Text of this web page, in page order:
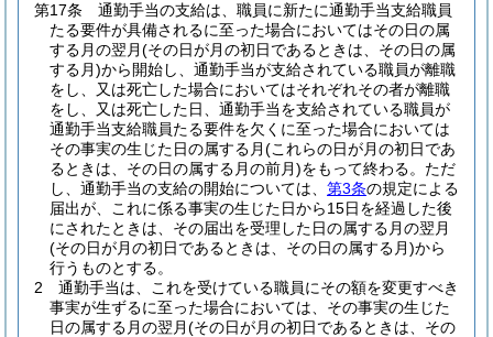
第17条
通勤手当の支給は、職員に新たに通勤手当支給職員
たる要件が具備されるに至った場合においてはその日の属
する月の翌月(その日が月の初日であるときは、その日の属
する月)から開始し、通勤手当が支給されている職員が離職
をし、又は死亡した場合においてはそれぞれその者が離職
をし、又は死亡した日、通勤手当を支給されている職員が
通勤手当支給職員たる要件を欠くに至った場合においては
その事実の生じた日の属する月(これらの日が月の初日であ
るときは、その日の属する月の前月)をもって終わる。 ただ
し、通勤手当の支給の開始については、 第3条の規定による
届出が、これに係る事実の生じた日から15日を経過した後
にされたときは、その届出を受理した日の属する月の翌月
(その日が月の初日であるときは、その日の属する月)から
行うものとする。
2
通勤手当は、これを受けている職員にその額を変更すべき
事実が生ずるに至った場合においては、その事実の生じた
日の属する月の翌月(その日が月の初日であるときは、その